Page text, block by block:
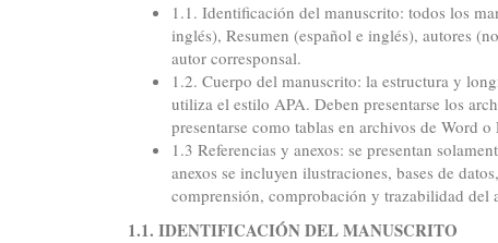
1.1. Identificación del manuscrito: todos los
inglés), Resumen (español e inglés), autores
autor corresponsal.
1.2. Cuerpo del manuscrito: la estructura y
utiliza el estilo APA. Deben presentarse los
presentarse como tablas en archivos de Word
1.3 Referencias y anexos: se presentan
anexos se incluyen ilustraciones, bases de
comprensión, comprobación y trazabilidad del
1.1. IDENTIFICACIÓN DEL MANUSCRITO